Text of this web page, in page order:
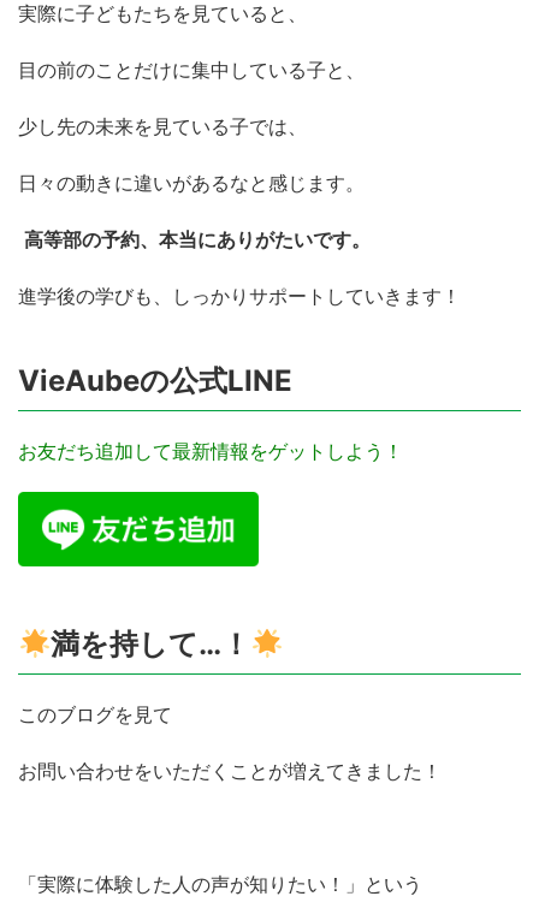
実際に子どもたちを見ていると、
目の前のことだけに集中している子と、
少し先の未来を見ている子では、
日々の動きに違いがあるなと感じます。
高等部の予約、本当にありがたいです。
進学後の学びも、しっかりサポートしていきます！
VieAubeの公式LINE
お友だち追加して最新情報をゲットしよう！
満を持して…！
このブログを見て
お問い合わせをいただくことが増えてきました！
「実際に体験した人の声が知りたい！」という